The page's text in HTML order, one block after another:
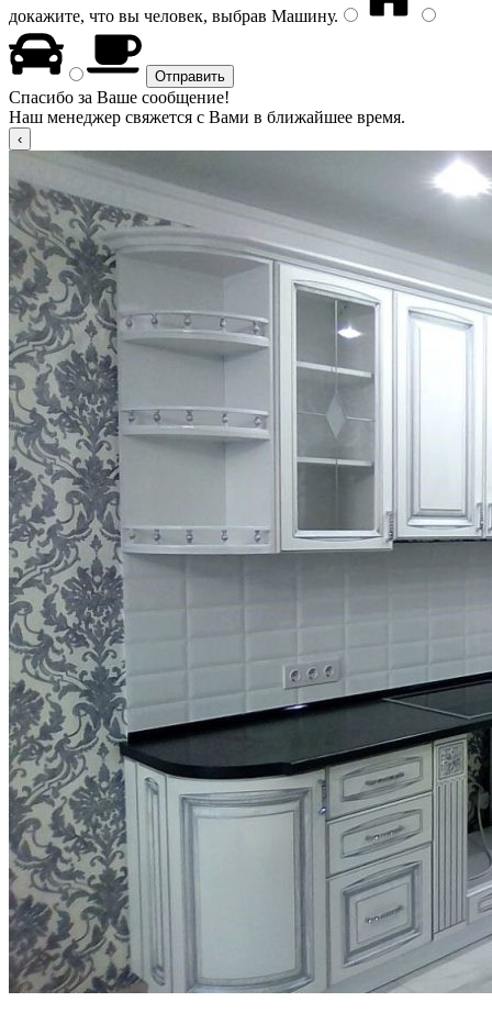
докажите, что вы человек, выбрав Машину.
Спасибо за Ваше сообщение!
Наш менеджер свяжется с Вами в ближайшее время.